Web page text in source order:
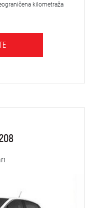
kilometraža